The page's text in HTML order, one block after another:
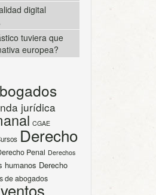
digital
tuviera que
europea?
jurídica
CGAE
Derecho
Penal Derechos
humanos Derecho
de abogados